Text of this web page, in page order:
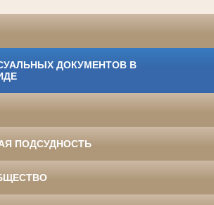
ДОКУМЕНТОВ В
ПОДСУДНОСТЬ